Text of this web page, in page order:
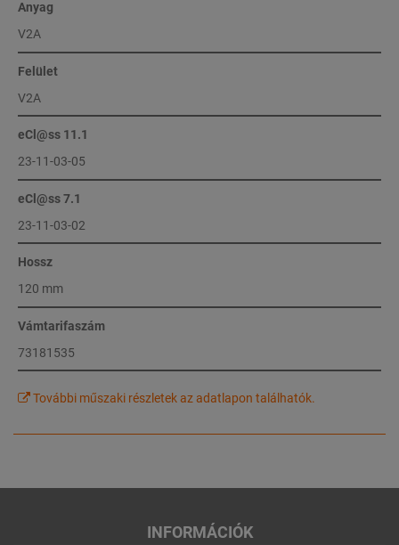
Anyag
V2A
Felület
V2A
eCl@ss 11.1
23-11-03-05
eCl@ss 7.1
23-11-03-02
Hossz
120 mm
Vámtarifaszám
73181535
További műszaki részletek az adatlapon találhatók.
INFORMÁCIÓK